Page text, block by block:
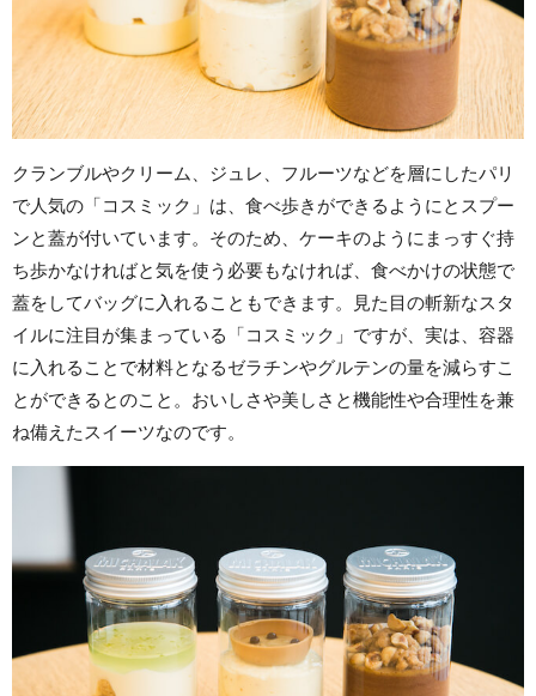
クランブルやクリーム、ジュレ、フルーツなどを層にしたパリ
で人気の「コスミック」は、食べ歩きができるようにとスプー
ンと蓋が付いています。そのため、ケーキのようにまっすぐ持
ち歩かなければと気を使う必要もなければ、食べかけの状態で
蓋をしてバッグに入れることもできます。見た目の斬新なスタ
イルに注目が集まっている「コスミック」ですが、実は、容器
に入れることで材料となるゼラチンやグルテンの量を減らすこ
とができるとのこと。おいしさや美しさと機能性や合理性を兼
ね備えたスイーツなのです。